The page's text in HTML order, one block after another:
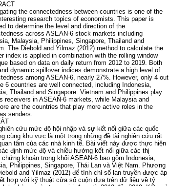
the connectedness between countries is one of the
research topics of economists. This paper is
to determine the level and direction of the
across ASEAN-6 stock markets including
Malaysia, Philippines, Singapore, Thailand and
The Diebold and Yilmaz (2012) method to calculate the
index is applied in combination with the rolling window
based on data on daily return from 2012 to 2019. Both
dynamic spillover indices demonstrate a high level of
among ASEAN-6, nearly 27%. However, only 4 out
6 countries are well connected, including Indonesia,
Thailand and Singapore. Vietnam and Philippines play
receivers in ASEAN-6 markets, while Malaysia and
are the countries that play more active roles in the
senders.
cứu mức độ hội nhập và sự kết nối giữa các quốc
cùng khu vực là một trong những đề tài nghiên cứu rất
tâm của các nhà kinh tế. Bài viết này được thực hiện
định mức độ và chiều hướng kết nối giữa các thị
khoán trong khối ASEAN-6 bao gồm Indonesia,
Philippines, Singapore, Thái Lan và Việt Nam. Phương
and Yilmaz (2012) để tính chỉ số lan truyền được áp
hợp với kỹ thuật cửa sổ cuộn dựa trên dữ liệu về tỷ